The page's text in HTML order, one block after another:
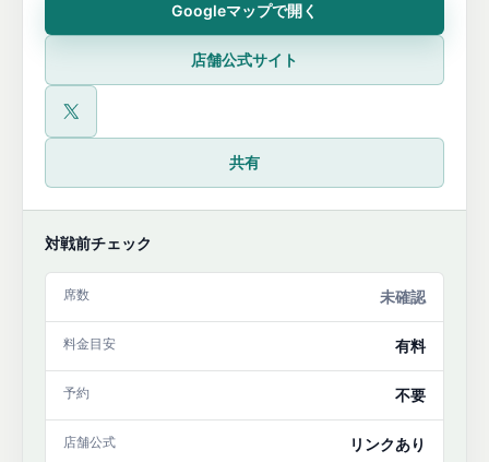
Googleマップで開く
店舗公式サイト
公式X
共有
対戦前チェック
席数 未確認
料金目安 有料
予約 不要
店舗公式 リンクあり